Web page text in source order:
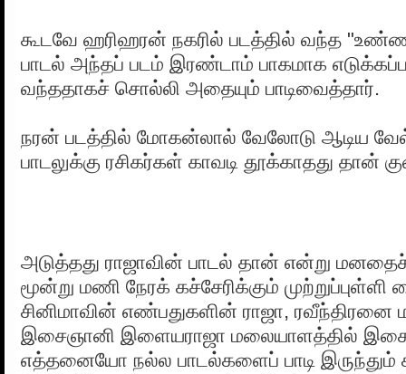
கூடவே ஹரிஹரன் நகரில் படத்தில் வந்த
பாடல் அந்தப் படம் இரண்டாம் பாகமாக
வந்ததாகச் சொல்லி அதையும் பாடிவைத்தார்.
நரன் படத்தில் மோகன்லால் வேலோடு ஆடிய
பாடலுக்கு ரசிகர்கள் காவடி தூக்காதது தான்
அடுத்தது ராஜாவின் பாடல் தான் என்று
மூன்று மணி நேரக் கச்சேரிக்கும்
சினிமாவின் எண்பதுகளின் ராஜா, ரவீந்திரனை
இசைஞானி இளையராஜா மலையாளத்தில்
எத்தனையோ நல்ல பாடல்களைப் பாடி